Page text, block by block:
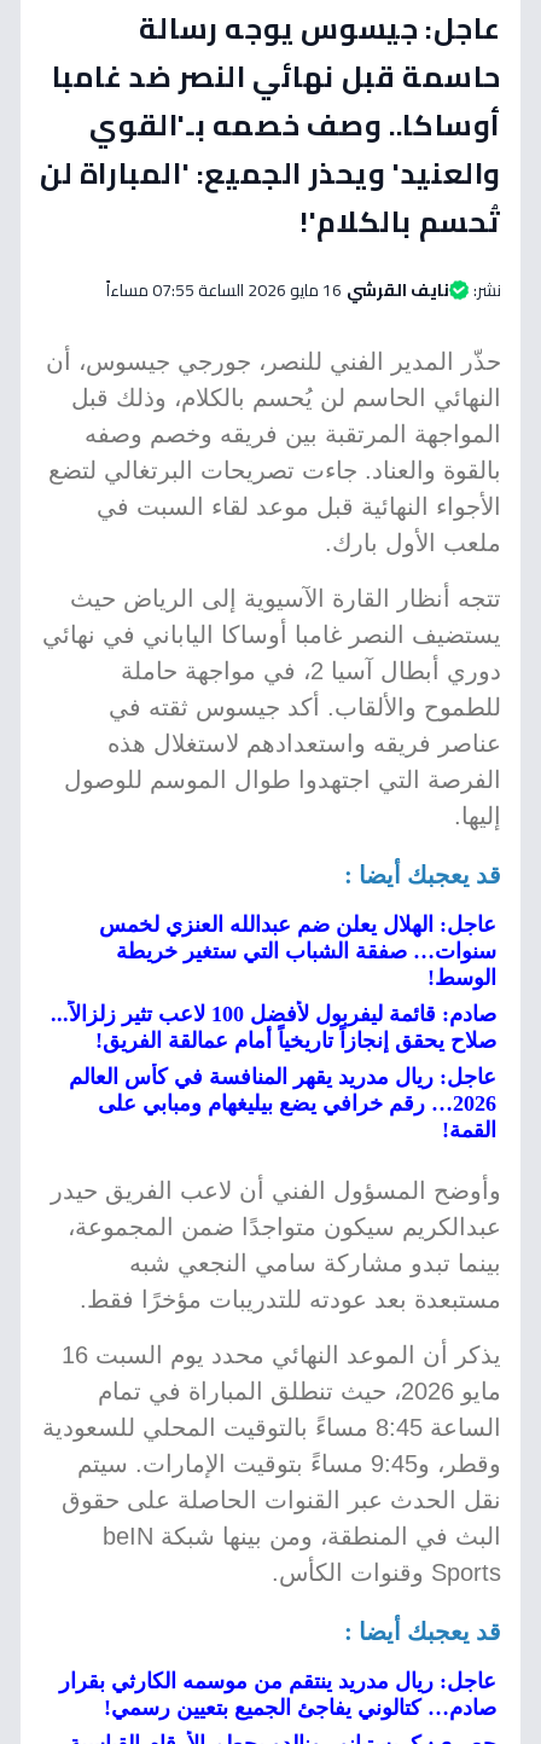
عاجل: جيسوس يوجه رسالة
حاسمة قبل نهائي النصر ضد غامبا
أوساكا.. وصف خصمه بـ'القوي
والعنيد' ويحذر الجميع: 'المباراة لن
تُحسم بالكلام'!
نشر: نايف القرشي 16 مايو 2026 الساعة 07:55 مساءاً
حذّر المدير الفني للنصر، جورجي جيسوس، أن
النهائي الحاسم لن يُحسم بالكلام، وذلك قبل
المواجهة المرتقبة بين فريقه وخصم وصفه
بالقوة والعناد. جاءت تصريحات البرتغالي لتضع
الأجواء النهائية قبل موعد لقاء السبت في
ملعب الأول بارك.
تتجه أنظار القارة الآسيوية إلى الرياض حيث
يستضيف النصر غامبا أوساكا الياباني في نهائي
دوري أبطال آسيا 2، في مواجهة حاملة
للطموح والألقاب. أكد جيسوس ثقته في
عناصر فريقه واستعدادهم لاستغلال هذه
الفرصة التي اجتهدوا طوال الموسم للوصول
إليها.
قد يعجبك أيضا :
عاجل: الهلال يعلن ضم عبدالله العنزي لخمس
سنوات… صفقة الشباب التي ستغير خريطة
الوسط!
صادم: قائمة ليفربول لأفضل 100 لاعب تثير زلزالاً...
صلاح يحقق إنجازاً تاريخياً أمام عمالقة الفريق!
عاجل: ريال مدريد يقهر المنافسة في كأس العالم
2026… رقم خرافي يضع بيليغهام ومبابي على
القمة!
وأوضح المسؤول الفني أن لاعب الفريق حيدر
عبدالكريم سيكون متواجدًا ضمن المجموعة،
بينما تبدو مشاركة سامي النجعي شبه
مستبعدة بعد عودته للتدريبات مؤخرًا فقط.
يذكر أن الموعد النهائي محدد يوم السبت 16
مايو 2026، حيث تنطلق المباراة في تمام
الساعة 8:45 مساءً بالتوقيت المحلي للسعودية
وقطر، و9:45 مساءً بتوقيت الإمارات. سيتم
نقل الحدث عبر القنوات الحاصلة على حقوق
البث في المنطقة، ومن بينها شبكة beIN
Sports وقنوات الكأس.
قد يعجبك أيضا :
عاجل: ريال مدريد ينتقم من موسمه الكارثي بقرار
صادم… كتالوني يفاجئ الجميع بتعيين رسمي!